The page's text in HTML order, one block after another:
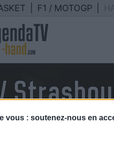
vous : soutenez-nous en
F1 / MOTOGP
de